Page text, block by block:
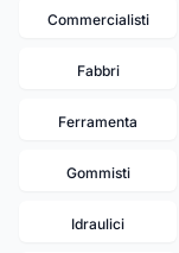
Commercialisti
Fabbri
Ferramenta
Gommisti
Idraulici